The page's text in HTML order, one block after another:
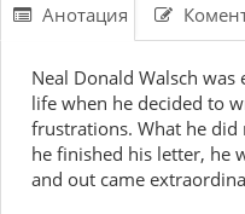
Анотация
Neal Donald Walsch
life when he decided to
frustrations. What he did
he finished his letter, he
and out came